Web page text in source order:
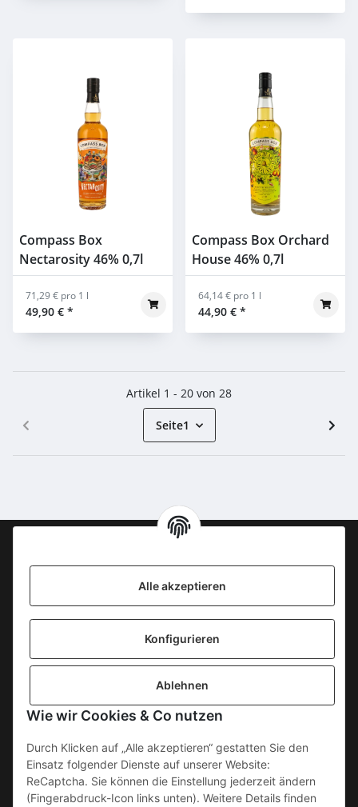
Alle akzeptieren
Konfigurieren
Ablehnen
Wie wir Cookies & Co nutzen
Durch Klicken auf „Alle akzeptieren“ gestatten Sie den
Einsatz folgender Dienste auf unserer Website:
ReCaptcha. Sie können die Einstellung jederzeit ändern
(Fingerabdruck-Icon links unten). Weitere Details finden
Compass Box
Nectarosity 46% 0,7l
49,90 € *
71,29 € pro 1 l
Compass Box Orchard
House 46% 0,7l
44,90 € *
64,14 € pro 1 l
Artikel 1 - 20 von 28
Seite1
SICHERE ZAHLUNGSWEISEN
Gesetzliche Informationen